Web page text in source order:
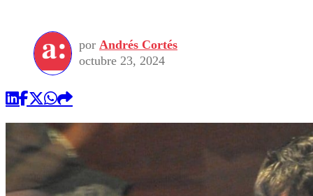
por Andrés Cortés
octubre 23, 2024